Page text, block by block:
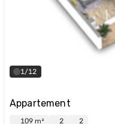
1/12
Appartement
109 m² 2 2